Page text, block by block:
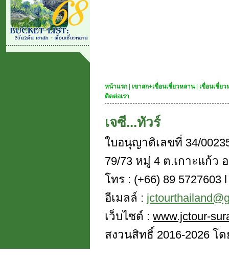
หน้าแรก เขาสก+เขื่อนเชี่ยวหลาน| เขื่อนเชี่ย
ติดต่อเรา
เจซี...ทัวร์
ใบอนุญาติเลขที่ 34/
79/73 หมู่ 4 ต.เกาะแก้ว
โทร : (+66) 89 5727603
อีเมลล์ :
เว็บไซต์ : www.jctour-
สงวนสิทธิ์ 2016-2026 โ